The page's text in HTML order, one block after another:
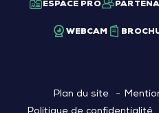
ESPACE PRO
WEBCAM
Plan du site